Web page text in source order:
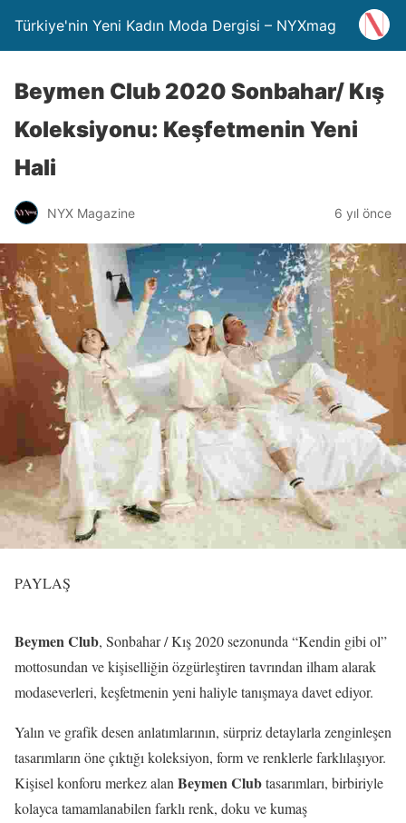
Türkiye'nin Yeni Kadın Moda Dergisi – NYXmag
Beymen Club 2020 Sonbahar/ Kış
Koleksiyonu: Keşfetmenin Yeni
Hali
NYX Magazine 6 yıl önce
PAYLAŞ
Beymen Club, Sonbahar / Kış 2020 sezonunda “Kendin gibi ol”
mottosundan ve kişiselliğin özgürleştiren tavrından ilham alarak
modaseverleri, keşfetmenin yeni haliyle tanışmaya davet ediyor.
Yalın ve grafik desen anlatımlarının, sürpriz detaylarla zenginleşen
tasarımların öne çıktığı koleksiyon, form ve renklerle farklılaşıyor.
Kişisel konforu merkez alan Beymen Clubtasarımları, birbiriyle
kolayca tamamlanabilen farklı renk, doku ve kumaş